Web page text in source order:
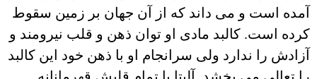
آمده است و می داند که از آن جهان بر زمین سقوط
کرده است. کالبد مادی او توان ذهن و قلب نیرومند و
آزادش را ندارد ولی سرانجام او با ذهن خود این کالبد
را تعالی می بخشد. آلیتا با تمام قلبش قهرمانانه